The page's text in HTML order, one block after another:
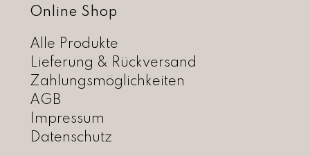
Online Shop
Alle Produkte
Lieferung & Rückversand
Zahlungsmöglichkeiten
AGB
Impressum
Datenschutz